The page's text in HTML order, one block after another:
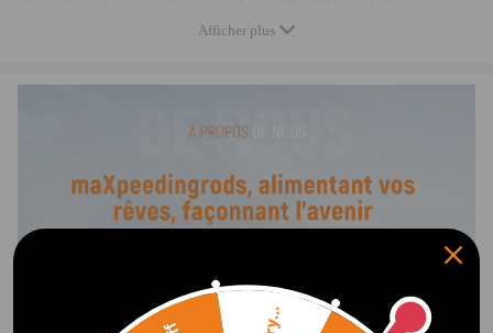
compatible pour ccm, 130 KW, 177 PS 2011/11-2015/12
pour ccm, 130 KW, 177 PS 2011/12-2017/01
compatible pour ccm, 130 KW, 177 PS 2011/10-2017/01
Compatible pour Audi A5 Cabriolet 8F7 2.0 TDI quattro 1968
compatible pour ccm, 130 KW, 177 PS 2012/01-2015/05
compatible pour ccm, 130 KW, 177 PS 2011/10-2017/01
Compatible pour Audi A5 Sportback 8TA 2.0 TDI quattro 1968
Afficher plus